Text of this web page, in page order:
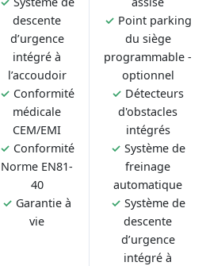
descente
d’urgence
intégré à
l’accoudoir
✓ Conformité
médicale
CEM/EMI
✓ Conformité
Norme EN81-
40
✓ Garantie à
vie
✓ Point parking
du siège
programmable -
optionnel
✓ Détecteurs
d'obstacles
intégrés
✓ Système de
freinage
automatique
✓ Système de
descente
d’urgence
intégré à